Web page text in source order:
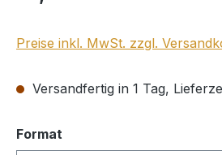
Preise inkl. MwSt. zzgl.
Versandfertig in 1 Tag,
Format